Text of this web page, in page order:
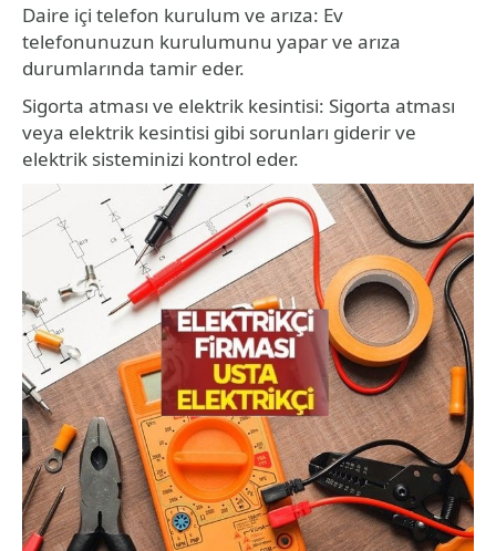
Daire içi telefon kurulum ve arıza: Ev
telefonunuzun kurulumunu yapar ve arıza
durumlarında tamir eder.
Sigorta atması ve elektrik kesintisi: Sigorta atması
veya elektrik kesintisi gibi sorunları giderir ve
elektrik sisteminizi kontrol eder.